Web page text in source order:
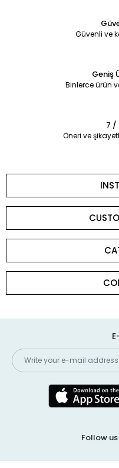
Güvenli ve
Geniş
Binlerce ürün
7 /
Öneri ve
Follow us